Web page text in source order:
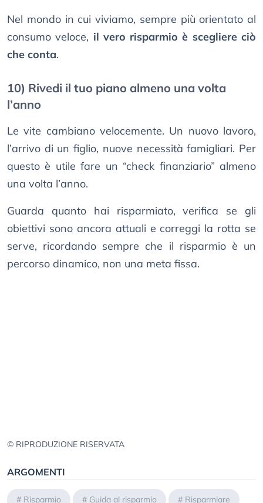
Nel mondo in cui viviamo, sempre più orientato al
consumo veloce, il vero risparmio è scegliere ciò
che conta.
10) Rivedi il tuo piano almeno una volta
l’anno
Le vite cambiano velocemente. Un nuovo lavoro,
l’arrivo di un figlio, nuove necessità famigliari. Per
questo è utile fare un “check finanziario” almeno
una volta l’anno.
Guarda quanto hai risparmiato, verifica se gli
obiettivi sono ancora attuali e correggi la rotta se
serve, ricordando sempre che il risparmio è un
percorso dinamico, non una meta fissa.
© RIPRODUZIONE RISERVATA
ARGOMENTI
# Risparmio # Guida al risparmio # Risparmiare